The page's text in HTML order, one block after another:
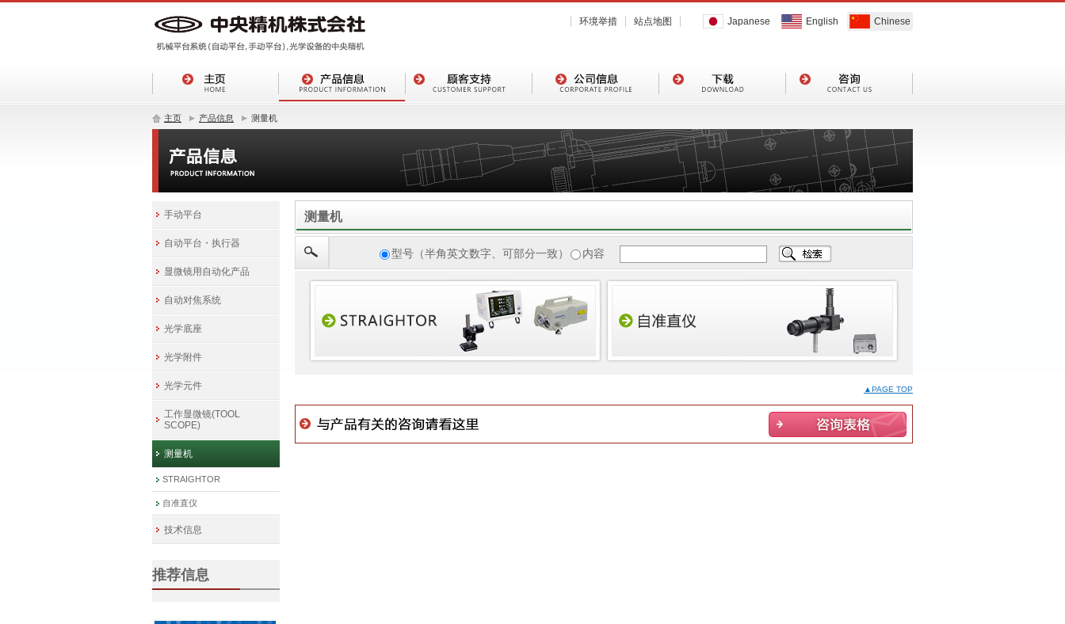
环境举措 站点地图 Japanese English Chinese
主页 产品信息 测量机
测量机
型号（半角英文数字、可部分一致） 内容
▲PAGE TOP
手动平台
自动平台・执行器
显微镜用自动化产品
自动对焦系统
光学底座
光学附件
光学元件
工作显微镜(TOOL
SCOPE)
测量机
STRAIGHTOR
自准直仪
技术信息
推荐信息